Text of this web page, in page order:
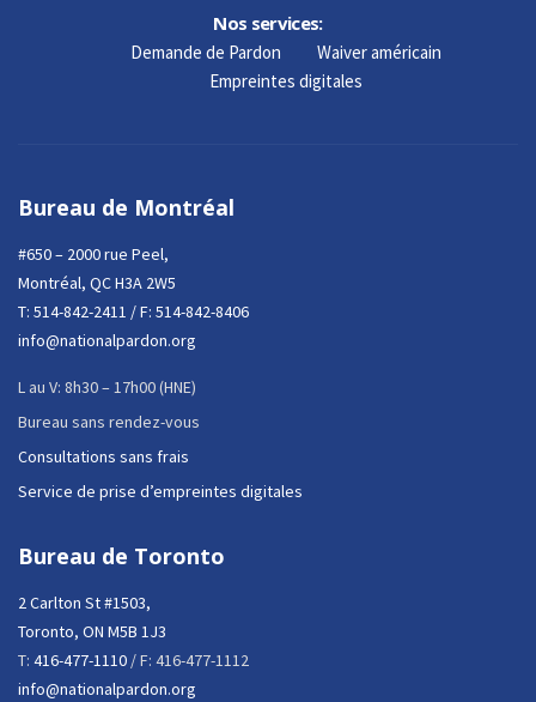
Nos services:
Demande de Pardon
Waiver américain
Empreintes digitales
Bureau de Montréal
#650 – 2000 rue Peel,
Montréal, QC H3A 2W5
T: 514-842-2411 / F: 514-842-8406
info@nationalpardon.org
L au V: 8h30 – 17h00 (HNE)
Bureau sans rendez-vous
Consultations sans frais
Service de prise d’empreintes digitales
Bureau de Toronto
2 Carlton St #1503,
Toronto, ON M5B 1J3
T: 416-477-1110 / F: 416-477-1112
info@nationalpardon.org